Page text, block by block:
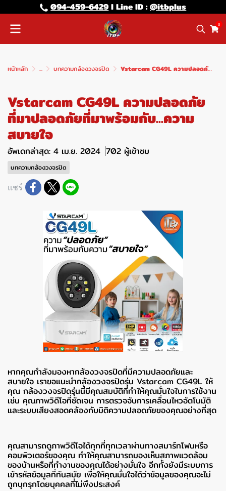
094-459-6429l Line lD :@itbplus
0
หน้าหลัก ... บทความกล้องวงจรปิด Vstarcam CG49L ความปลอดภัยที่มาปลอดภัยที่มาพร้อมกับ...ความสบายใจ
Vstarcam CG49L ความปลอดภัย
ที่มาปลอดภัยที่มาพร้อมกับ...ความ
สบายใจ
อัพเดทล่าสุด: 4 เม.ย. 2024 702 ผู้เข้าชม
บทความกล้องวงจรปิด
แชร์
หากคุณกำลังมองหากล้องวงจรปิดที่มีความปลอดภัยและ
สบายใจ เราขอแนะนำกล้องวงจรปิดรุ่น Vstarcam CG49L ให้
คุณ กล้องวงจรปิดรุ่นนี้มีคุณสมบัติที่ทำให้คุณมั่นใจในการใช้งาน
เช่น คุณภาพวิดีโอที่ชัดเจน การตรวจจับการเคลื่อนไหวอัตโนมัติ
และระบบเสียงสอดคล้องกับมิติความปลอดภัยของคุณอย่างที่สุด
คุณสามารถดูภาพวิดีโอได้ทุกที่ทุกเวลาผ่านทางสมาร์ทโฟนหรือ
คอมพิวเตอร์ของคุณ ทำให้คุณสามารถมองเห็นสภาพแวดล้อม
ของบ้านหรือที่ทำงานของคุณได้อย่างมั่นใจ อีกทั้งยังมีระบบการ
เข้ารหัสข้อมูลที่ทันสมัย เพื่อให้คุณมั่นใจได้ว่าข้อมูลของคุณจะไม่
ถูกบุกรุกโดยบุคคลที่ไม่พึงประสงค์